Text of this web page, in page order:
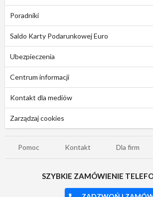
Poradniki
Saldo Karty Podarunkowej Euro
Ubezpieczenia
Centrum informacji
Kontakt dla mediów
Zarządzaj cookies
Pomoc Kontakt Dla firm
SZYBKIE ZAMÓWIENIE